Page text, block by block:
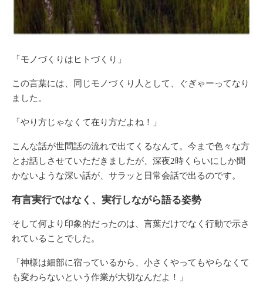
「モノづくりはヒトづくり」
この言葉には、同じモノづくり人として、ぐぎゃーってなり
ました。
「やり方じゃなくて在り方だよね！」
こんな話が世間話の流れで出てくるなんて。今まで色々な方
とお話しさせていただきましたが、深夜2時くらいにしか聞
かないような深い話が、サラッと日常会話で出るのです。
有言実行ではなく、実行しながら語る姿勢
そして何より印象的だったのは、言葉だけでなく行動で示さ
れていることでした。
「神様は細部に宿っているから、小さくやってもやらなくて
も変わらないという作業が大切なんだよ！」